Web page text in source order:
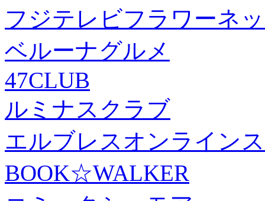
フジテレビフラワーネ
ベルーナグルメ
47CLUB
ルミナスクラブ
エルブレスオンライン
BOOK☆WALKER